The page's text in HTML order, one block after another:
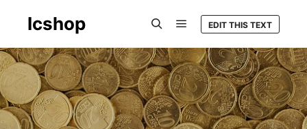
Icshop EDIT THIS TEXT